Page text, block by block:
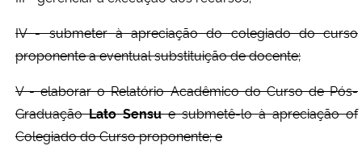
IV - submeter à apreciação do colegiado do curso
proponente a eventual substituição de docente;
V - elaborar o Relatório Acadêmico do Curso de Pós-
GraduaçãoLato Sensue submetê-lo à apreciação of
Colegiado do Curso proponente; e